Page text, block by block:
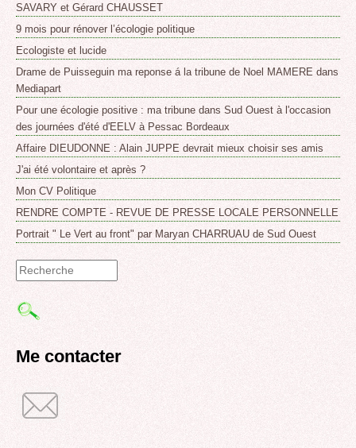
SAVARY et Gérard CHAUSSET
9 mois pour rénover l’écologie politique
Ecologiste et lucide
Drame de Puisseguin ma reponse á la tribune de Noel MAMERE dans
Mediapart
Pour une écologie positive : ma tribune dans Sud Ouest à l'occasion
des journées d'été d'EELV à Pessac Bordeaux
Affaire DIEUDONNE : Alain JUPPE devrait mieux choisir ses amis
J'ai été volontaire et après ?
Mon CV Politique
RENDRE COMPTE - REVUE DE PRESSE LOCALE PERSONNELLE
Portrait " Le Vert au front" par Maryan CHARRUAU de Sud Ouest
Formulaire
de
recherche
Me contacter